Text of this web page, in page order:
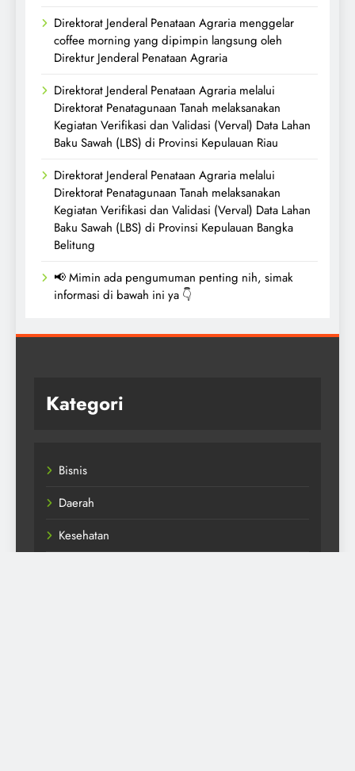
Direktorat Jenderal Penataan Agraria menggelar
coffee morning yang dipimpin langsung oleh
Direktur Jenderal Penataan Agraria
Direktorat Jenderal Penataan Agraria melalui
Direktorat Penatagunaan Tanah melaksanakan
Kegiatan Verifikasi dan Validasi (Verval) Data Lahan
Baku Sawah (LBS) di Provinsi Kepulauan Riau
Direktorat Jenderal Penataan Agraria melalui
Direktorat Penatagunaan Tanah melaksanakan
Kegiatan Verifikasi dan Validasi (Verval) Data Lahan
Baku Sawah (LBS) di Provinsi Kepulauan Bangka
Belitung
📢 Mimin ada pengumuman penting nih, simak
informasi di bawah ini ya 👇
Kategori
Bisnis
Daerah
Kesehatan